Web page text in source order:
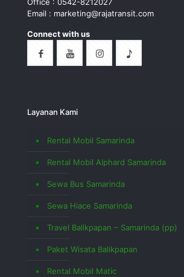
Email : marketing@rajatransit.com
Connect with us
Layanan Kami
Rental Mobil Samarinda
Rental Mobil Alphard Samarinda
Sewa Bus Samarinda
Sewa Hiace Samarinda
Travel Balikpapan – Samarinda (pp)
Paket Wisata Balikpapan
Rental Mobil Matic